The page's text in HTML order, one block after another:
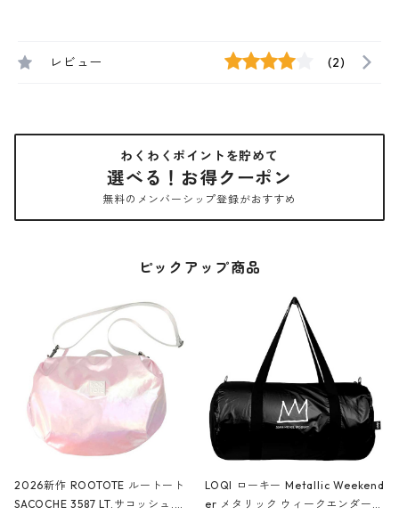
レビュー (2)
わくわくポイントを貯めて
選べる！お得クーポン
無料のメンバーシップ登録がおすすめ
ピックアップ商品
2026新作 ROOTOTE ルートート
SACOCHE 3587 LT.サコッシュ.ル
LOQI ローキー Metallic Weekend
er メタリック ウィークエンダー